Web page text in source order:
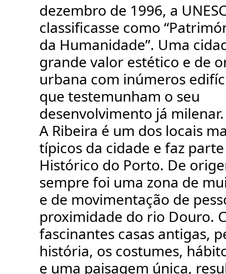
dezembro de 1996, a
classificasse como
da Humanidade”. Uma
grande valor estético e de
urbana com inúmeros
que testemunham o seu
desenvolvimento já milenar.
A Ribeira é um dos locais
típicos da cidade e faz
Histórico do Porto. De
sempre foi uma zona de
e de movimentação de
proximidade do rio Douro.
fascinantes casas antigas,
história, os costumes,
e uma paisagem única,